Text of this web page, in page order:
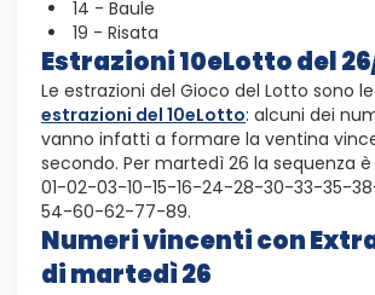
14 - Baule
19 - Risata
Estrazioni 10eLotto del
Le estrazioni del Gioco del Lotto sono
estrazioni del 10eLotto: alcuni dei
vanno infatti a formare la ventina
secondo. Per martedì 26 la sequenza
01-02-03-10-15-16-24-28-30-33-35-
54-60-62-77-89.
Numeri vincenti con
di martedì 26